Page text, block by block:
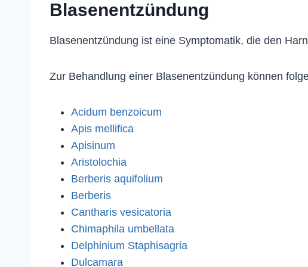
Blasenentzündung
Blasenentzündung ist eine Symptomatik, die den
Zur Behandlung einer Blasenentzündung können
Acidum benzoicum
Apis mellifica
Apisinum
Aristolochia
Berberis aquifolium
Berberis
Cantharis vesicatoria
Chimaphila umbellata
Delphinium Staphisagria
Dulcamara